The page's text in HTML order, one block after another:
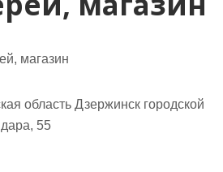
магазин
область Дзержинск городской
55